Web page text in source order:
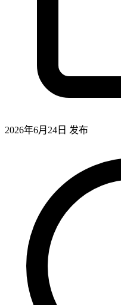
2026年6月24日 发布